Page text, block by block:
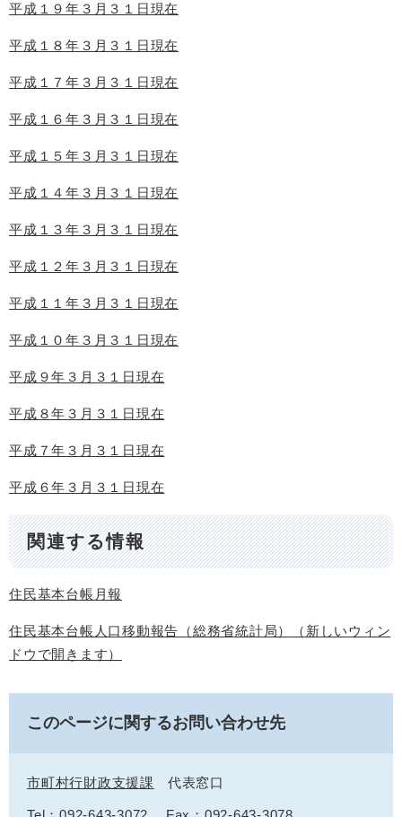
平成１９年３月３１日現在
平成１８年３月３１日現在
平成１７年３月３１日現在
平成１６年３月３１日現在
平成１５年３月３１日現在
平成１４年３月３１日現在
平成１３年３月３１日現在
平成１２年３月３１日現在
平成１１年３月３１日現在
平成１０年３月３１日現在
平成９年３月３１日現在
平成８年３月３１日現在
平成７年３月３１日現在
平成６年３月３１日現在
関連する情報
住民基本台帳月報
住民基本台帳人口移動報告（総務省統計局）（新しいウィン
ドウで開きます）
このページに関するお問い合わせ先
市町村行財政支援課 代表窓口